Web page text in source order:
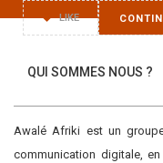
LIKE
QUI SOMMES NOUS ?
Awalé Afriki est un
communication digitale,